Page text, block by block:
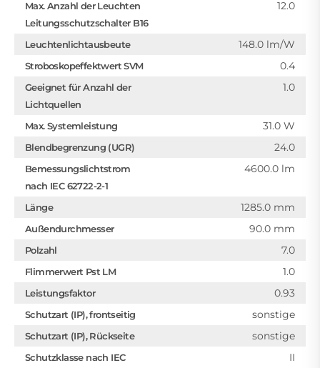
Max. Anzahl der Leuchten
Leitungsschutzschalter B16
12.0
Leuchtenlichtausbeute 148.0 lm/W
Stroboskopeffektwert SVM 0.4
Geeignet für Anzahl der
Lichtquellen
1.0
Max. Systemleistung 31.0 W
Blendbegrenzung (UGR) 24.0
Bemessungslichtstrom
nach IEC 62722-2-1
4600.0 lm
Länge 1285.0 mm
Außendurchmesser 90.0 mm
Polzahl 7.0
Flimmerwert Pst LM 1.0
Leistungsfaktor 0.93
Schutzart (IP), frontseitig sonstige
Schutzart (IP), Rückseite sonstige
Schutzklasse nach IEC
II